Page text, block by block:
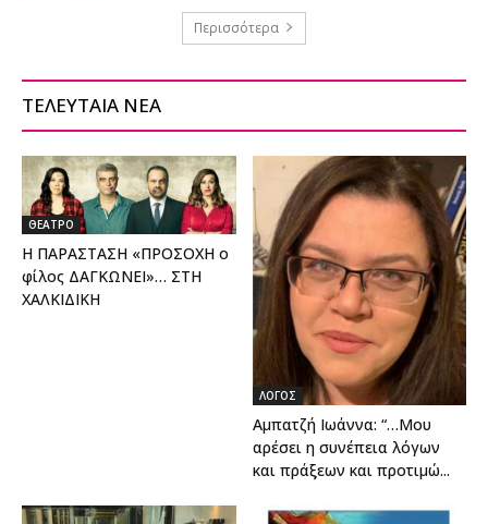
Περισσότερα
ΤΕΛΕΥΤΑΙΑ ΝΕΑ
ΘΕΑΤΡΟ
Η ΠΑΡΑΣΤΑΣΗ «ΠΡΟΣΟΧΗ ο
φίλος ΔΑΓΚΩΝΕΙ»… ΣΤΗ
ΧΑΛΚΙΔΙΚΗ
ΛΟΓΟΣ
Αμπατζή Ιωάννα: “…Μου
αρέσει η συνέπεια λόγων
και πράξεων και προτιμώ...